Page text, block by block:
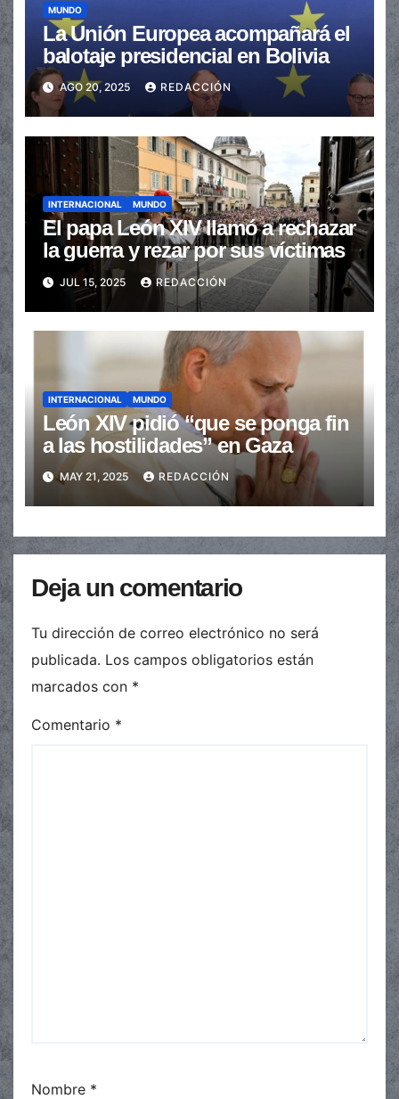
MUNDO
La Unión Europea acompañará el
balotaje presidencial en Bolivia
AGO 20, 2025 REDACCIÓN
INTERNACIONAL MUNDO
El papa León XIV llamó a rechazar
la guerra y rezar por sus víctimas
JUL 15, 2025 REDACCIÓN
INTERNACIONAL MUNDO
León XIV pidió “que se ponga fin
a las hostilidades” en Gaza
MAY 21, 2025 REDACCIÓN
Deja un comentario
Tu dirección de correo electrónico no será
publicada. Los campos obligatorios están
marcados con *
Comentario *
Nombre *